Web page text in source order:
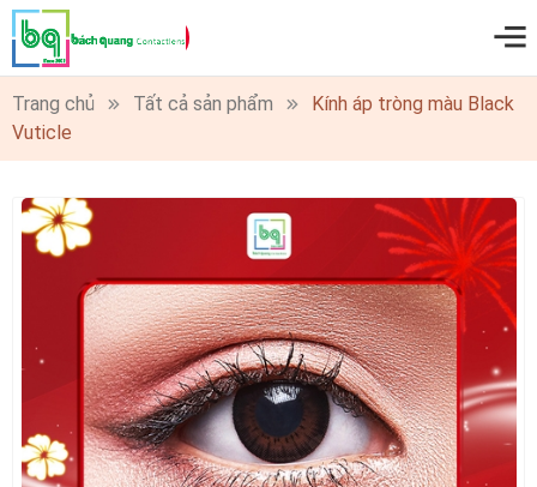
Trở thành đại lý
Trang chủ Tất cả sản phẩm
Kính áp tròng màu Black
Vuticle